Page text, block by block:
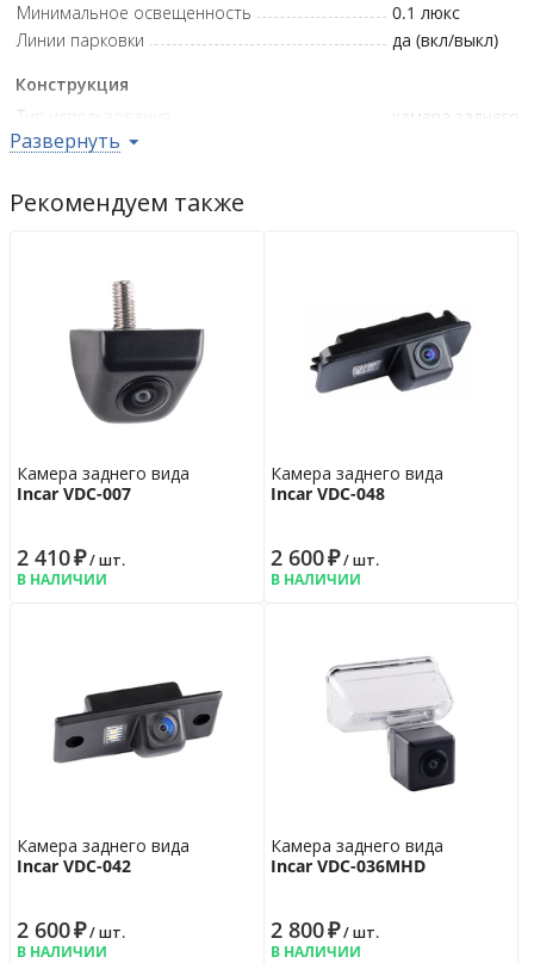
Минимальное освещенность 0.1 люкс
Линии парковки
да (вкл/выкл)
Конструкция
Тип использования
камера заднего
Цвет корпуса
Выбор передачи видеосигнала AHD/CVBS
Рабочее напряжение
12В
Рабочая температура
от -20°C до
+80°C
Гарантийная политика
Гарантия
6 мес.
Развернуть
Рекомендуем также
Камера заднего вида
Incar VDC-007
2 410₽/ шт.
В НАЛИЧИИ
Камера заднего вида
Incar VDC-048
2 600₽/ шт.
В НАЛИЧИИ
Камера заднего вида
Incar VDC-042
2 600₽/ шт.
В НАЛИЧИИ
Камера заднего вида
Incar VDC-036MHD
2 800₽/ шт.
В НАЛИЧИИ